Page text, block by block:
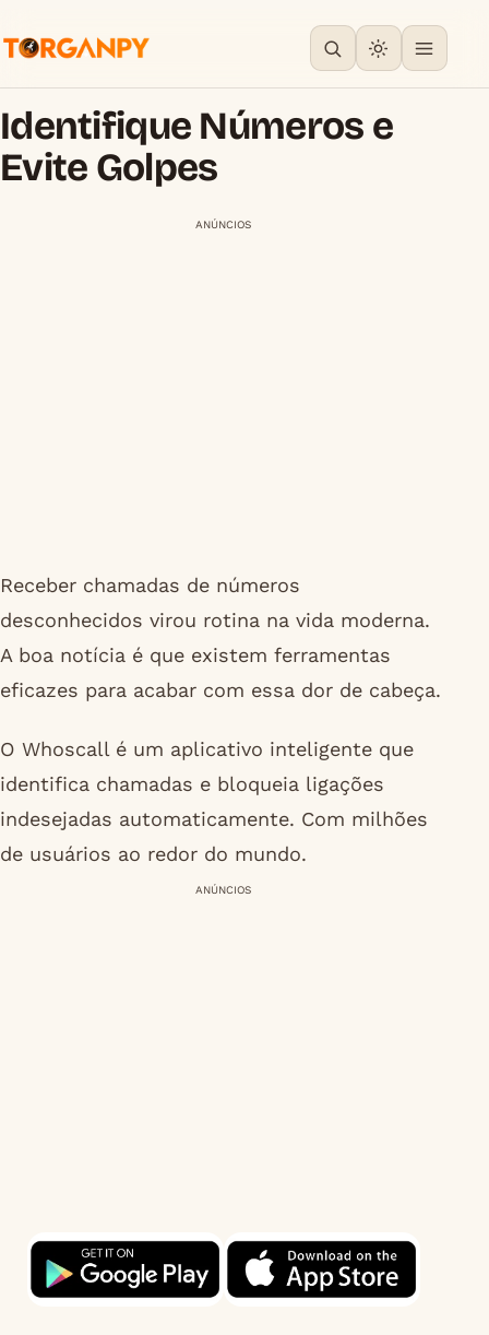
Identifique Números e
Evite Golpes
ANÚNCIOS
Receber chamadas de números
desconhecidos virou rotina na vida moderna.
A boa notícia é que existem ferramentas
eficazes para acabar com essa dor de cabeça.
O Whoscall é um aplicativo inteligente que
identifica chamadas e bloqueia ligações
indesejadas automaticamente. Com milhões
de usuários ao redor do mundo.
ANÚNCIOS